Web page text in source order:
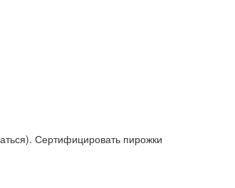
Сертифицировать пирожки